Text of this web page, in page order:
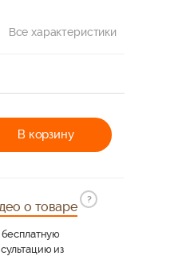
Все характеристики
В корзину
о товаре
?
из